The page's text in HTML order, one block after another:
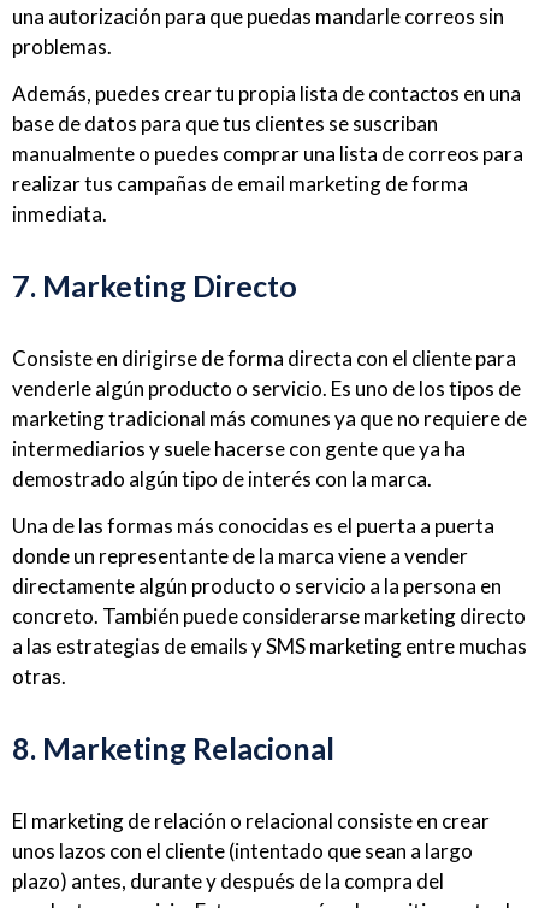
una autorización para que puedas mandarle correos sin
problemas.
Además, puedes crear tu propia lista de contactos en una
base de datos para que tus clientes se suscriban
manualmente o puedes comprar una lista de correos para
realizar tus campañas de email marketing de forma
inmediata.
7. Marketing Directo
Consiste en dirigirse de forma directa con el cliente para
venderle algún producto o servicio. Es uno de los tipos de
marketing tradicional más comunes ya que no requiere de
intermediarios y suele hacerse con gente que ya ha
demostrado algún tipo de interés con la marca.
Una de las formas más conocidas es el puerta a puerta
donde un representante de la marca viene a vender
directamente algún producto o servicio a la persona en
concreto. También puede considerarse marketing directo
a las estrategias de emails y SMS marketing entre muchas
otras.
8. Marketing Relacional
El marketing de relación o relacional consiste en crear
unos lazos con el cliente (intentado que sean a largo
plazo) antes, durante y después de la compra del